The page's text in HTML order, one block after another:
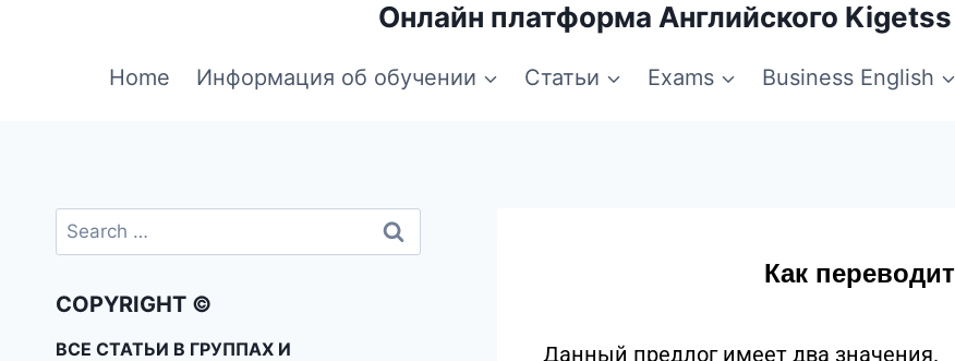
Онлайн платформа Английского
Home Информация об обучении Статьи Exams Business English
Как
Данный предлог имеет два значения.
COPYRIGHT ©
ВСЕ СТАТЬИ В ГРУППАХ И